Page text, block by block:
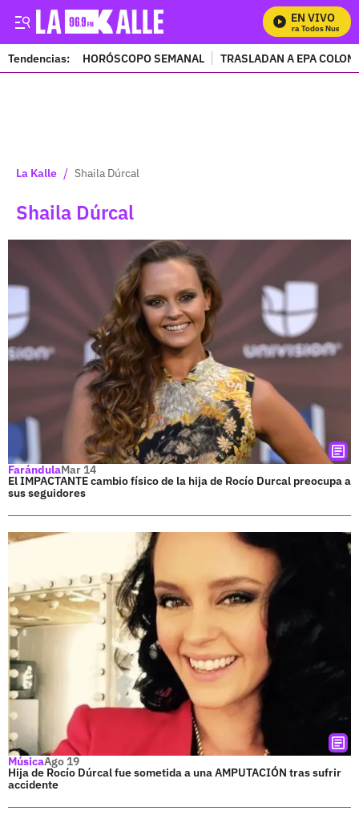
EN VIVO
Mira Todos Nuestros
Tendencias: HORÓSCOPO SEMANAL TRASLADAN A EPA
La Kalle / Shaila Dúrcal
Shaila Dúrcal
FarándulaMar 14
El IMPACTANTE cambio físico de la hija de Rocío Durcal preocupa a
sus seguidores
MúsicaAgo 19
Hija de Rocío Dúrcal fue sometida a una AMPUTACIÓN tras sufrir
accidente